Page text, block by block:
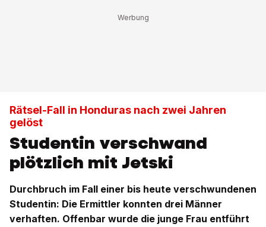
Rätsel-Fall in Honduras nach zwei Jahren
gelöst
Studentin verschwand
plötzlich mit Jetski
Durchbruch im Fall einer bis heute verschwundenen
Studentin: Die Ermittler konnten drei Männer
verhaften. Offenbar wurde die junge Frau entführt